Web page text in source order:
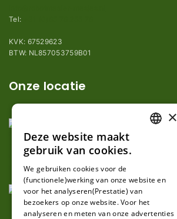
Tel:
KVK: 67529623
BTW: NL857053759B01
Onze locatie
GERMAN
×
Deze website maakt
gebruik van cookies.
We gebruiken cookies voor de
(functionele)werking van onze website en
voor het analyseren(Prestatie) van
bezoekers op onze website. Voor het
analyseren en meten van onze advertenties